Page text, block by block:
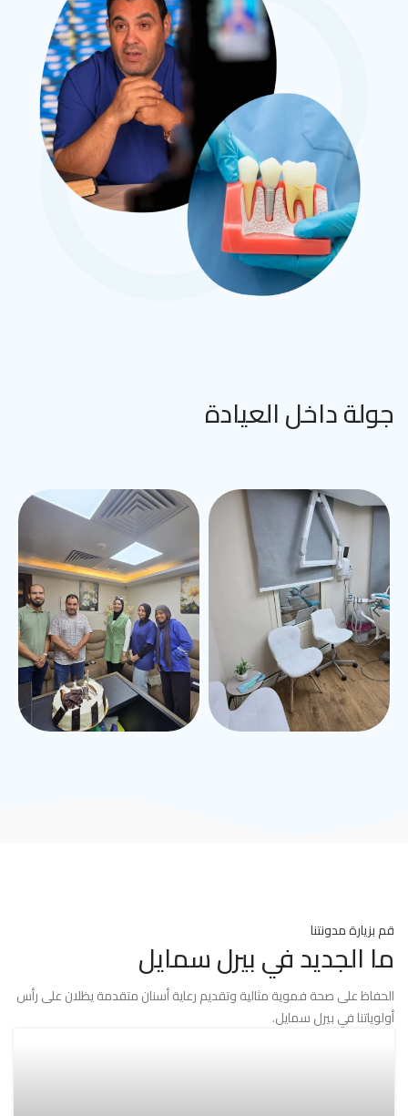
جولة داخل العيادة
قم بزيارة مدونتنا
ما الجديد في بيرل سمايل
الحفاظ على صحة فموية مثالية وتقديم رعاية أسنان متقدمة يظلان على رأس
أولوياتنا في بيرل سمايل.